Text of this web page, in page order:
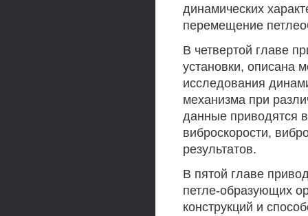
динамических
перемещение
В четвертой главе
установки, описана
исследования
механизма при
данные приводятся
виброскорости,
результатов.
В пятой главе
петле-образующих
конструкций и